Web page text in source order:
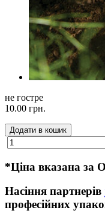
не гостре
10.00 грн.
Додати в кошик
*Ціна вказана за
Насіння партнерів
професійних